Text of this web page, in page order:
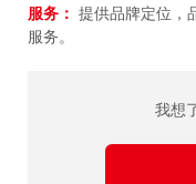
服务： 提供品牌定位，
服务。
我想